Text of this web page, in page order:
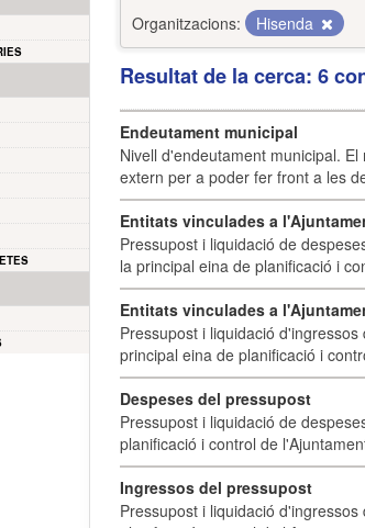
Organitzacions:
Hisenda
Resultat de la cerca: 6
Endeutament municipal
Nivell d'endeutament municipal.
extern per a poder fer front a les
Entitats vinculades a
Pressupost i liquidació de
la principal eina de planificació i
Entitats vinculades a
Pressupost i liquidació
principal eina de planificació i
Despeses del pressupost
Pressupost i liquidació de
planificació i control de
Ingressos del pressupost
Pressupost i liquidació